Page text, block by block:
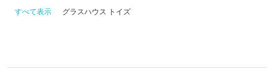
すべて表示 グラスハウス トイズ